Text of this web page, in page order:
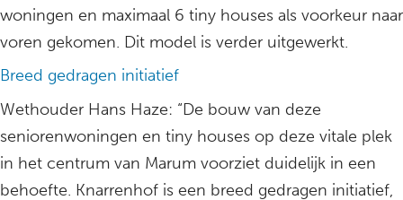
woningen en maximaal 6 tiny houses als voorkeur naar
voren gekomen. Dit model is verder uitgewerkt.
Breed gedragen initiatief
Wethouder Hans Haze: “De bouw van deze
seniorenwoningen en tiny houses op deze vitale plek
in het centrum van Marum voorziet duidelijk in een
behoefte. Knarrenhof is een breed gedragen initiatief,